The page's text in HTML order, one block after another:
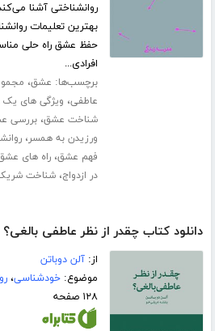
روانشناختی آشنا
بهترین تعلیمات
حفظ عشق راه حلی
افرادی...
برچسب‌ها: عشق،
عاطفی، ویژگی های یک
شناخت عشق،بررسی
ورزیدن به همسر،
فهم عشق،راه های
در ازدواج،شناخت
دانلود کتاب چقدر از نظر عاطفی بالغی؟
از:آلن دوباتن
موضوع:خودشناسی،
۱۲۸ صفحه